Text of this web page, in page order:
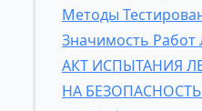
Методы
Значимость Работ
АКТ ИСПЫТАНИЯ
НА